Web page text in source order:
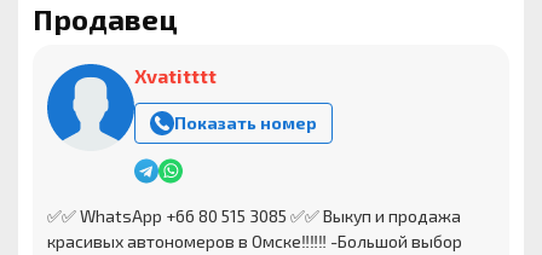
Продавец
Xvatitttt
Показать номер
✅✅ WhatsApp +66 80 515 3085 ✅✅ Выкуп и продажа
красивых автономеров в Омске‼️‼️‼️ -Большой выбор